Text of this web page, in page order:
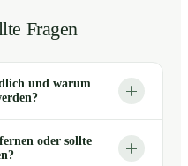
Fragen
und warum
oder sollte